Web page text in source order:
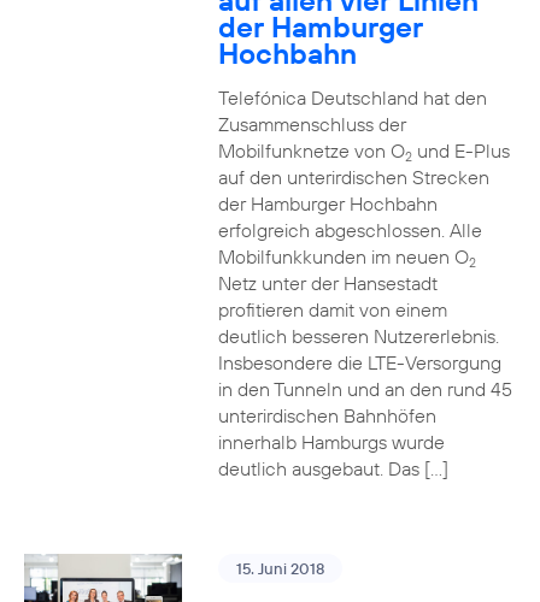
der Hamburger
Hochbahn
Telefónica Deutschland hat den
Zusammenschluss der
Mobilfunknetze von O2und E-Plus
auf den unterirdischen Strecken
der Hamburger Hochbahn
erfolgreich abgeschlossen. Alle
Mobilfunkkunden im neuen O2
Netz unter der Hansestadt
profitieren damit von einem
deutlich besseren Nutzererlebnis.
Insbesondere die LTE-Versorgung
in den Tunneln und an den rund 45
unterirdischen Bahnhöfen
innerhalb Hamburgs wurde
deutlich ausgebaut. Das […]
15. Juni 2018